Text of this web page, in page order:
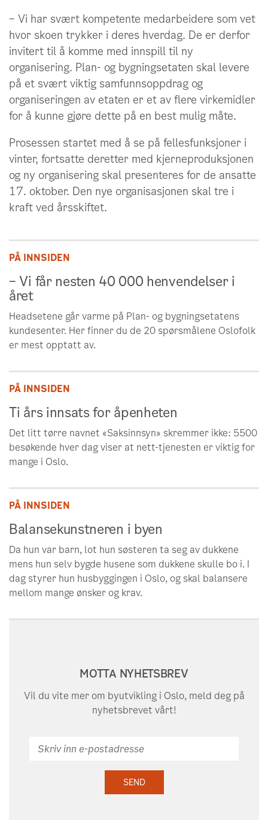
– Vi har svært kompetente medarbeidere som vet
hvor skoen trykker i deres hverdag. De er derfor
invitert til å komme med innspill til ny
organisering. Plan- og bygningsetaten skal levere
på et svært viktig samfunnsoppdrag og
organiseringen av etaten er et av flere virkemidler
for å kunne gjøre dette på en best mulig måte.
Prosessen startet med å se på fellesfunksjoner i
vinter, fortsatte deretter med kjerneproduksjonen
og ny organisering skal presenteres for de ansatte
17. oktober. Den nye organisasjonen skal tre i
kraft ved årsskiftet.
PÅ INNSIDEN
– Vi får nesten 40 000 henvendelser i
året
Headsetene går varme på Plan- og bygningsetatens
kundesenter. Her finner du de 20 spørsmålene Oslofolk
er mest opptatt av.
PÅ INNSIDEN
Ti års innsats for åpenheten
Det litt tørre navnet «Saksinnsyn» skremmer ikke: 5500
besøkende hver dag viser at nett-tjenesten er viktig for
mange i Oslo.
PÅ INNSIDEN
Balansekunstneren i byen
Da hun var barn, lot hun søsteren ta seg av dukkene
mens hun selv bygde husene som dukkene skulle bo i. I
dag styrer hun husbyggingen i Oslo, og skal balansere
mellom mange ønsker og krav.
MOTTA NYHETSBREV
Vil du vite mer om byutvikling i Oslo, meld deg på
nyhetsbrevet vårt!
Skriv
inn
SEND